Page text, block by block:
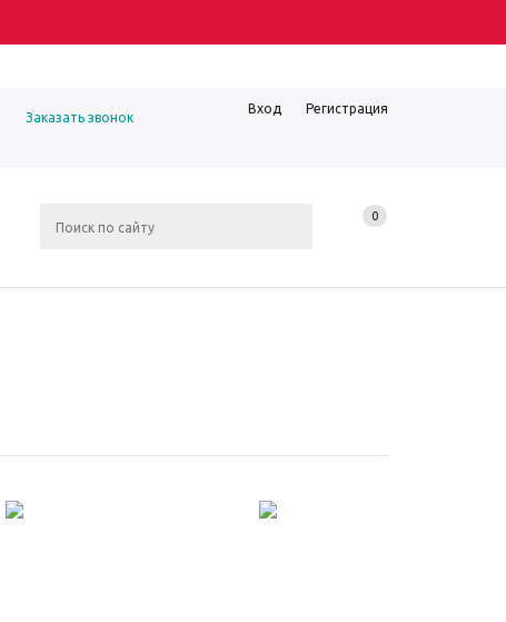
Заказать звонок
Вход Регистрация
0